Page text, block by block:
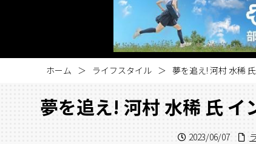
ホーム ライフスタイル 夢を追え! 河村 水稀
夢を追え! 河村 水稀 氏 イ
2023/06/07